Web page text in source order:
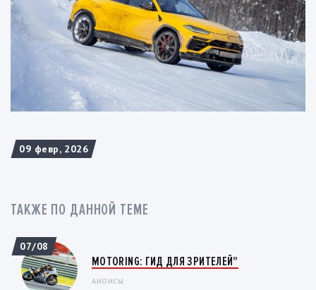
09 февр, 2026
ТАКЖЕ ПО ДАННОЙ ТЕМЕ
MOTORING: ГИД ДЛЯ ЗРИТЕЛЕЙ"
АНОНСЫ
07/08